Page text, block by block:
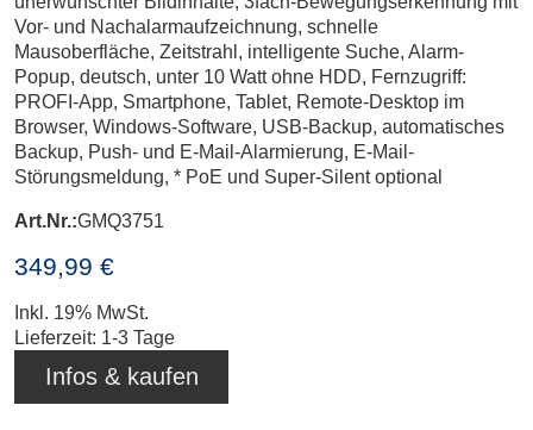
Vor- und Nachalarmaufzeichnung, schnelle
Mausoberfläche, Zeitstrahl, intelligente Suche, Alarm-
Popup, deutsch, unter 10 Watt ohne HDD, Fernzugriff:
PROFI-App, Smartphone, Tablet, Remote-Desktop im
Browser, Windows-Software, USB-Backup, automatisches
Backup, Push- und E-Mail-Alarmierung, E-Mail-
Störungsmeldung, * PoE und Super-Silent optional
Art.Nr.:GMQ3751
349,99 €
Inkl. 19% MwSt.
Lieferzeit: 1-3 Tage
Infos & kaufen